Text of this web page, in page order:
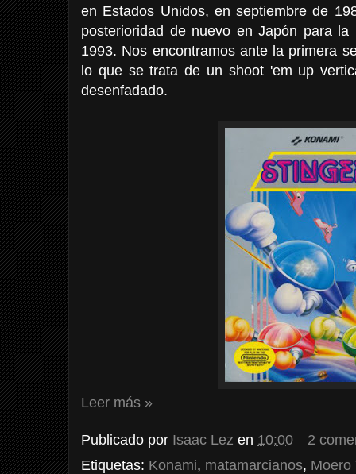
en Estados Unidos, en septiembre de
posterioridad de nuevo en Japón para
1993. Nos encontramos ante la primera
lo que se trata de un shoot 'em up
desenfadado.
Leer más »
Publicado por Isaac Lez en 10:00
2
Etiquetas: Konami, matamarcianos, Moero